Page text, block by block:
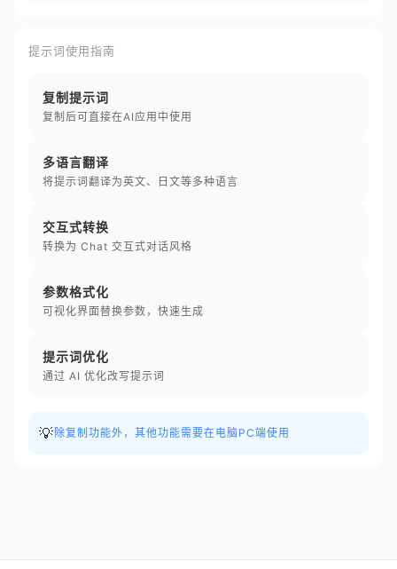
提示词使用指南
复制提示词
复制后可直接在AI应用中使用
多语言翻译
将提示词翻译为英文、日文等多种语言
交互式转换
转换为 Chat 交互式对话风格
参数格式化
可视化界面替换参数，快速生成
提示词优化
通过 AI 优化改写提示词
💡 除复制功能外，其他功能需要在电脑PC端使用